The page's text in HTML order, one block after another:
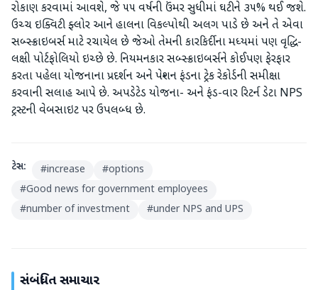
રોકાણ કરવામાં આવશે, જે ૫૫ વર્ષની ઉંમર સુધીમાં ઘટીને ૩૫% થઈ જશે.
ઉચ્ચ ઇક્વિટી ફ્લોર આને હાલના વિકલ્પોથી અલગ પાડે છે અને તે એવા
સબ્સ્ક્રાઇબર્સ માટે રચાયેલ છે જેઓ તેમની કારકિર્દીના મધ્યમાં પણ વૃદ્ધિ-
લક્ષી પોર્ટફોલિયો ઇચ્છે છે. નિયમનકાર સબ્સ્ક્રાઇબર્સને કોઈપણ ફેરફાર
કરતા પહેલા યોજનાના પ્રદર્શન અને પેન્શન ફંડના ટ્રેક રેકોર્ડની સમીક્ષા
કરવાની સલાહ આપે છે. અપડેટેડ યોજના- અને ફંડ-વાર રિટર્ન ડેટા NPS
ટ્રસ્ટની વેબસાઇટ પર ઉપલબ્ધ છે.
ટેગ્સ: #increase #options
#Good news for government employees
#number of investment #under NPS and UPS
સંબંધિત સમાચાર